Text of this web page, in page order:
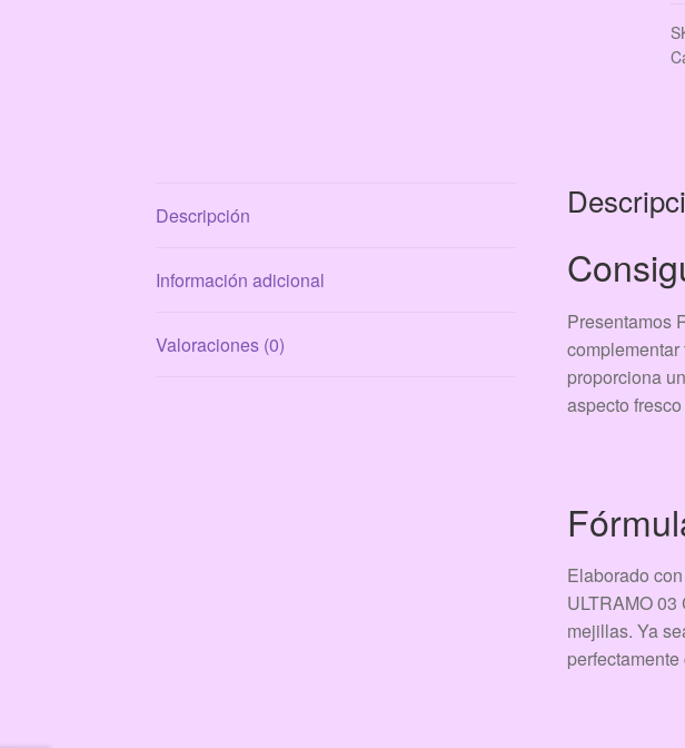
Descripción
Información adicional
Valoraciones (0)
Presentamos
proporciona
aspecto
Elaborado
ULTRAMO
mejillas. Ya